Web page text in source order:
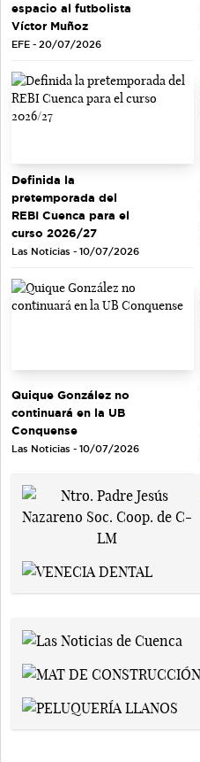
espacio al futbolista
Víctor Muñoz
EFE - 20/07/2026
Definida la
pretemporada del
REBI Cuenca para el
curso 2026/27
Las Noticias - 10/07/2026
Quique González no
continuará en la UB
Conquense
Las Noticias - 10/07/2026